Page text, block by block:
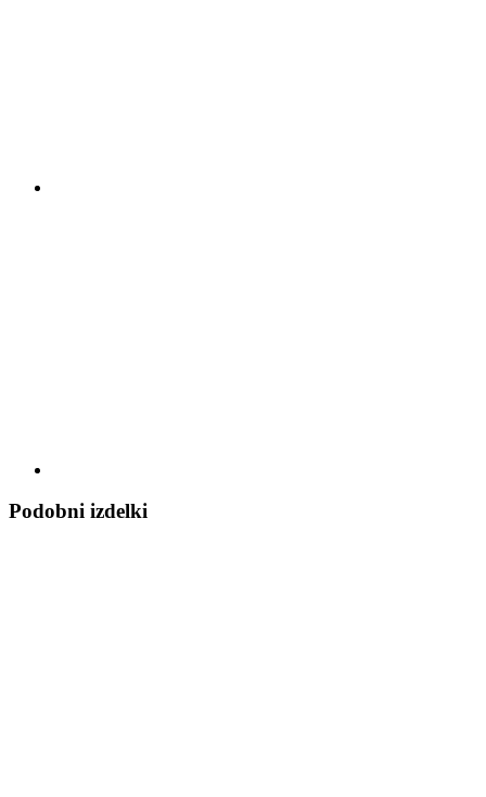
Podobni izdelki